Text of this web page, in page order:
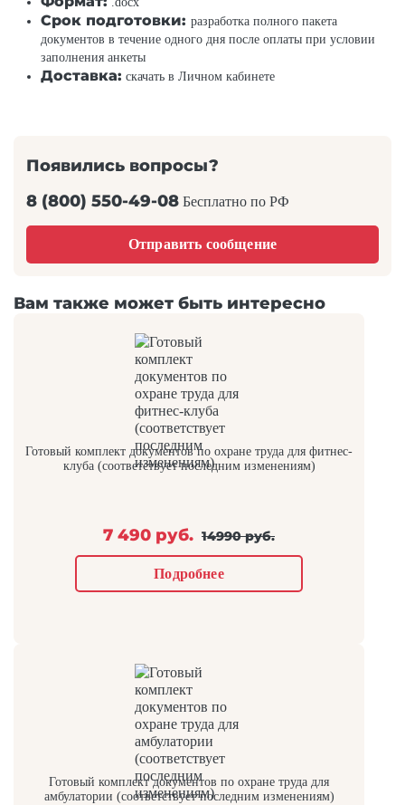
Срок подготовки: разработка полного пакета
документов в течение одного дня после оплаты при условии
заполнения анкеты
Доставка: скачать в Личном кабинете
Появились вопросы?
8 (800) 550-49-08 Бесплатно по РФ
Отправить сообщение
Вам также может быть интересно
Готовый комплект документов по охране труда для фитнес-
клуба (соответствует последним изменениям)
7 490 руб. 14990 руб.
Подробнее
Готовый комплект документов по охране труда для
амбулатории (соответствует последним изменениям)